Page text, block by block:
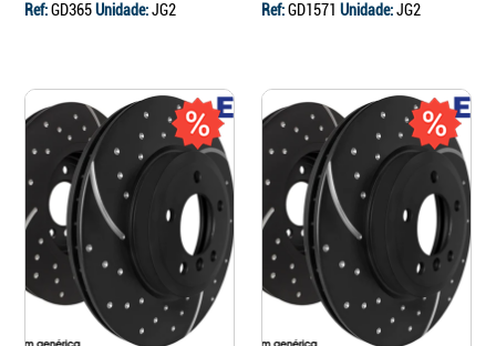
Ref:GD365Unidade:JG2 Ref:GD1571 Unidade:JG2